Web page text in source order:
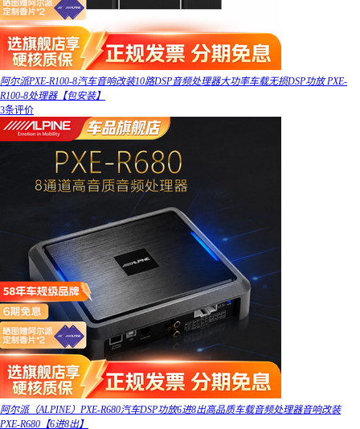
阿尔派PXE-R100-8汽车音响改装10路DSP音频处理器大功率车载无损DSP功放 PXE-
R100-8处理器【包安装】
3条评价
阿尔派（ALPINE）PXE-R680汽车DSP功放6进8出高品质车载音频处理器音响改装
PXE-R680【6进8出】